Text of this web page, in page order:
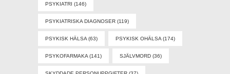
PSYKIATRI (146)
PSYKIATRISKA DIAGNOSER (119)
PSYKISK HÄLSA (63) PSYKISK OHÄLSA (174)
PSYKOFARMAKA (141) SJÄLVMORD (36)